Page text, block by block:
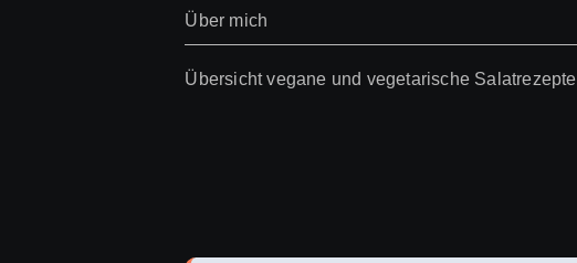
Über mich
Übersicht vegane und vegetarische Salatrezepte